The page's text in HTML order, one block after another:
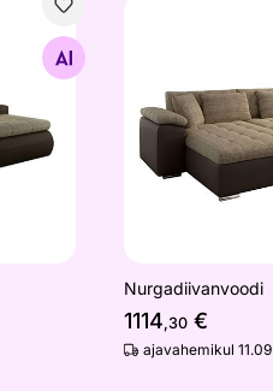
Nurgadiivanvoodi
1114,30 €
ajavahemikul